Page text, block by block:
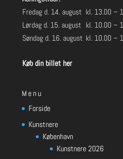
Fredag d. 14. august kl. 13.00 –
Lørdag d. 15. august kl. 10.00 –
Søndag d. 16. august kl. 10.00 –
Køb din billet her
Menu
Forside
Kunstnere
København
Kunstnere 2026